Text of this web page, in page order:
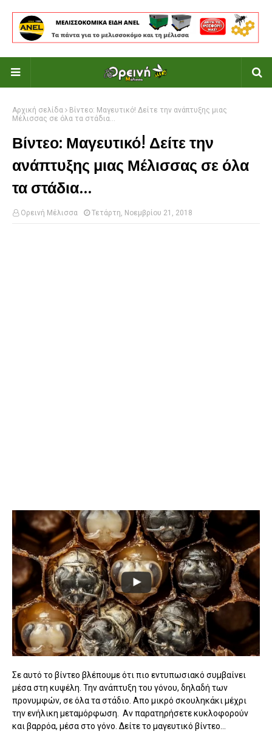
Αρχική σελίδα
Βίντεο: Μαγευτικό! Δείτε την ανάπτυξης μιας
Μέλισσας σε όλα τα στάδια…
Βίντεο: Μαγευτικό! Δείτε την
ανάπτυξης μιας Μέλισσας σε όλα
τα στάδια…
Ορεινή Μέλισσα Τετάρτη, Νοεμβρίου 21, 2018
Σε αυτό το βίντεο βλέπουμε ότι πιο εντυπωσιακό συμβαίνει
μέσα στη κυψέλη. Την ανάπτυξη του γόνου, δηλαδή των
προνυμφών, σε όλα τα στάδιο. Απο μικρό σκουληκάκι μέχρι
την ενήλικη μεταμόρφωση. Αν παρατηρήσετε κυκλοφορούν
και βαρρόα, μέσα στο γόνο. Δείτε το μαγευτικό βίντεο...